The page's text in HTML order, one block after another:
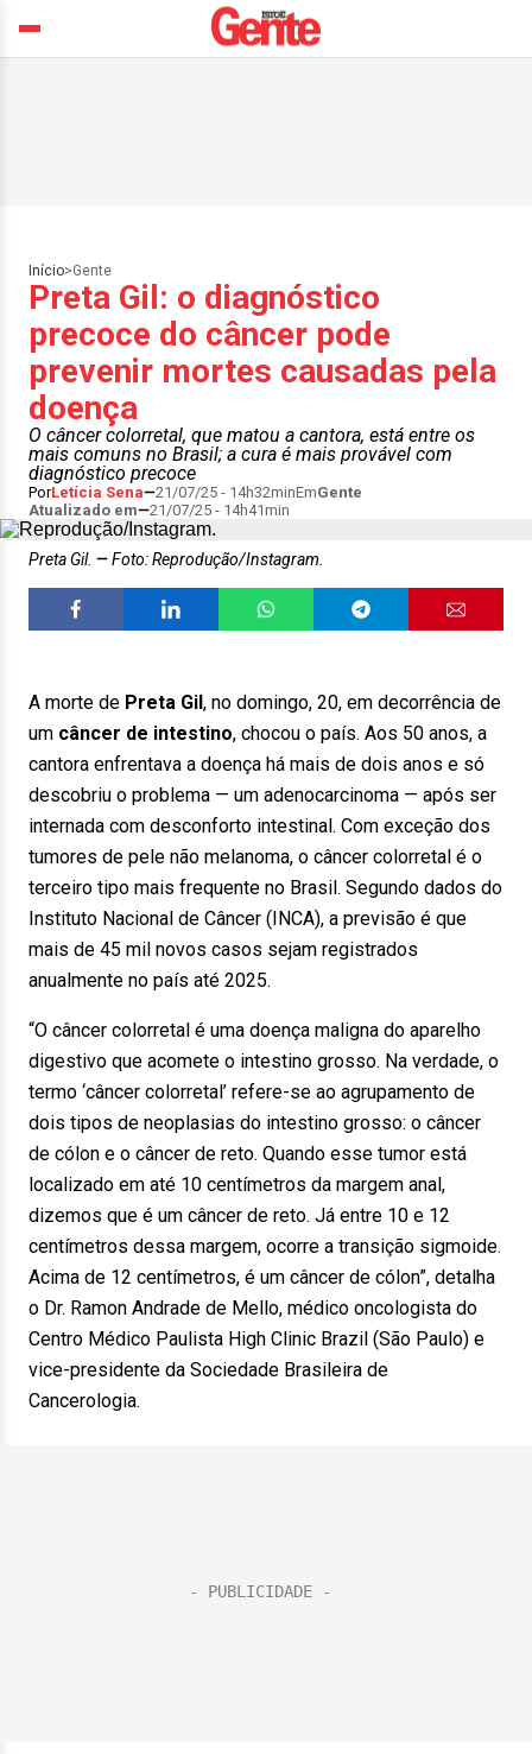
Início>Gente
Preta Gil: o diagnóstico
precoce do câncer pode
prevenir mortes causadas pela
doença
O câncer colorretal, que matou a cantora, está entre os
mais comuns no Brasil; a cura é mais provável com
diagnóstico precoce
PorLetícia Sena 21/07/25 - 14h32minEmGente
Atualizado em
21/07/25 - 14h41min
Preta Gil. Foto: Reprodução/Instagram.
A morte de Preta Gil, no domingo, 20, em decorrência de
um câncer de intestino, chocou o país. Aos 50 anos, a
cantora enfrentava a doença há mais de dois anos e só
descobriu o problema — um adenocarcinoma — após ser
internada com desconforto intestinal. Com exceção dos
tumores de pele não melanoma, o câncer colorretal é o
terceiro tipo mais frequente no Brasil. Segundo dados do
Instituto Nacional de Câncer (INCA), a previsão é que
mais de 45 mil novos casos sejam registrados
anualmente no país até 2025.
“O câncer colorretal é uma doença maligna do aparelho
digestivo que acomete o intestino grosso. Na verdade, o
termo ‘câncer colorretal’ refere-se ao agrupamento de
dois tipos de neoplasias do intestino grosso: o câncer
de cólon e o câncer de reto. Quando esse tumor está
localizado em até 10 centímetros da margem anal,
dizemos que é um câncer de reto. Já entre 10 e 12
centímetros dessa margem, ocorre a transição sigmoide.
Acima de 12 centímetros, é um câncer de cólon”, detalha
o Dr. Ramon Andrade de Mello, médico oncologista do
Centro Médico Paulista High Clinic Brazil (São Paulo) e
vice-presidente da Sociedade Brasileira de
Cancerologia.